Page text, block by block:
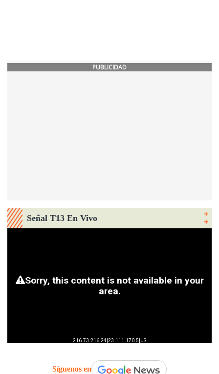
PUBLICIDAD
Señal T13 En Vivo
Síguenos en